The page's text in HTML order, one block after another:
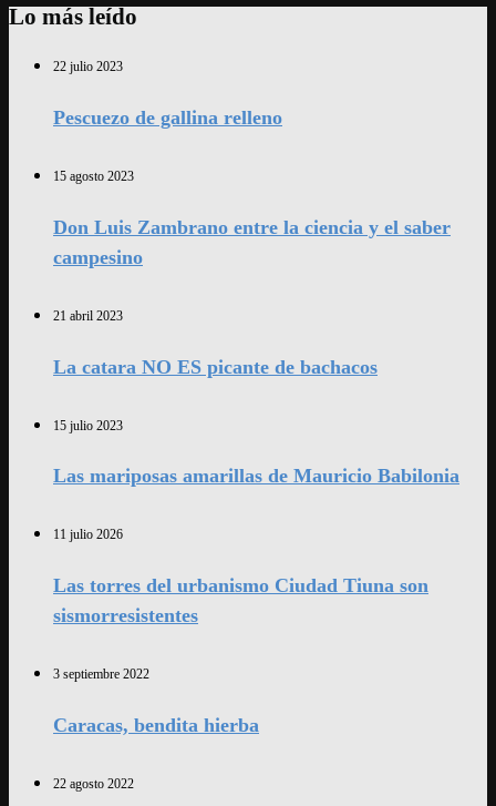
Lo más leído
22 julio 2023
Pescuezo de gallina relleno
15 agosto 2023
Don Luis Zambrano entre la ciencia y el saber
campesino
21 abril 2023
La catara NO ES picante de bachacos
15 julio 2023
Las mariposas amarillas de Mauricio Babilonia
11 julio 2026
Las torres del urbanismo Ciudad Tiuna son
sismorresistentes
3 septiembre 2022
Caracas, bendita hierba
22 agosto 2022